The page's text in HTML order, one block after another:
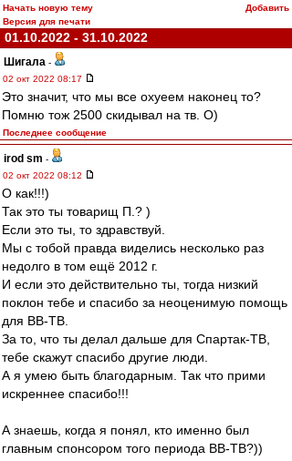
Начать новую тему
Добавить
Версия для печати
01.10.2022 - 31.10.2022
Шигала -
02 окт 2022 08:17
Это значит, что мы все охуеем наконец то?
Помню тож 2500 скидывал на тв. О)
Последнее сообщение
irod sm -
02 окт 2022 08:12
О как!!!)
Так это ты товарищ П.? )
Если это ты, то здравствуй.
Мы с тобой правда виделись несколько раз
недолго в том ещё 2012 г.
И если это действительно ты, тогда низкий
поклон тебе и спасибо за неоценимую помощь
для ВВ-ТВ.
За то, что ты делал дальше для Спартак-ТВ,
тебе скажут спасибо другие люди.
А я умею быть благодарным. Так что прими
искреннее спасибо!!!
А знаешь, когда я понял, кто именно был
главным спонсором того периода ВВ-ТВ?))